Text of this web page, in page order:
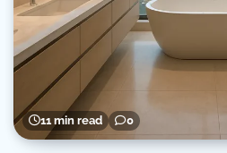
11 min read 0